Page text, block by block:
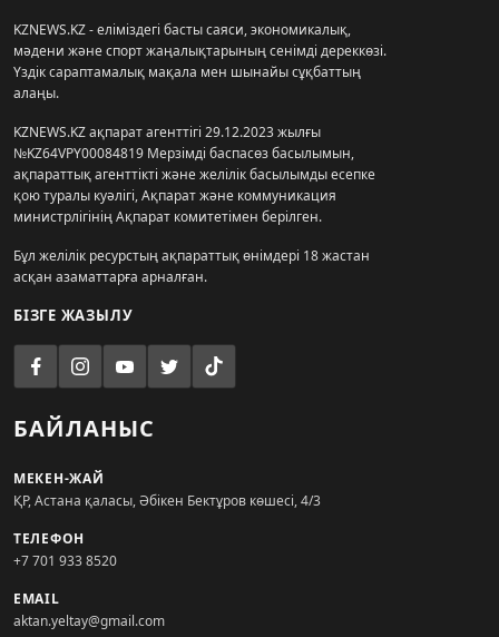
KZNEWS.KZ - еліміздегі басты саяси, экономикалық,
мәдени және спорт жаңалықтарының сенімді дереккөзі.
Үздік сараптамалық мақала мен шынайы сұқбаттың
алаңы.
KZNEWS.KZ ақпарат агенттігі 29.12.2023 жылғы
№KZ64VPY00084819 Мерзімді баспасөз басылымын,
ақпараттық агенттікті және желілік басылымды есепке
қою туралы куәлігі, Ақпарат және коммуникация
министрлігінің Ақпарат комитетімен берілген.
Бұл желілік ресурстың ақпараттық өнімдері 18 жастан
асқан азаматтарға арналған.
БІЗГЕ ЖАЗЫЛУ
БАЙЛАНЫС
МЕКЕН-ЖАЙ
ҚР, Астана қаласы, Әбікен Бектұров көшесі, 4/3
ТЕЛЕФОН
+7 701 933 8520
EMAIL
aktan.yeltay@gmail.com